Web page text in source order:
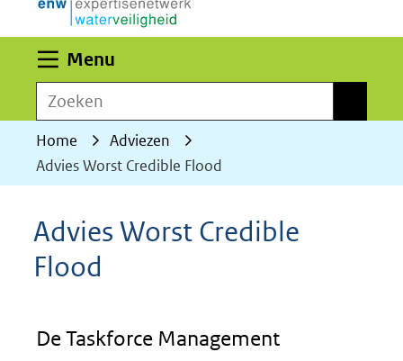
website
worden
toegestaan
geweigerd.
Menu
Zoeken
Home
Adviezen
Advies Worst Credible Flood
Advies Worst Credible
Flood
De Taskforce Management